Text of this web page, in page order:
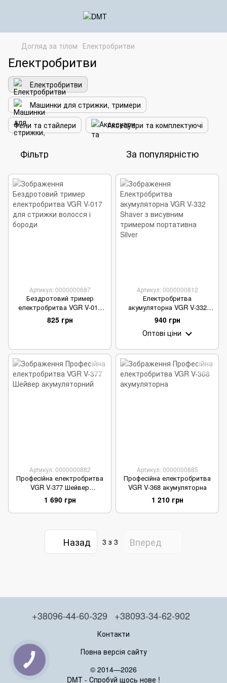
Догляд за тілом Електробритви
Електробритви
Електробритви
Машинки для стрижки, тримери
Фени та стайлери
Аксесуари та комплектуючі
Фільтр За популярністю
Артикул: 0000000687
Бездротовий тример
електробритва VGR V-017
для стрижки волосся і
бороди
825 грн
Артикул: 0000000812
Електробритва
акумуляторна VGR V-332
Shaver з висувним тримером
портативна Silver
940 грн
Оптові ціни
Артикул: 0000000882
Професійна електробритва
VGR V-377 Шейвер
акумуляторний
1 690 грн
Артикул: 0000000885
Професійна електробритва
VGR V-368 акумуляторна
1 210 грн
Назад 3 з 3 Вперед
+38096-44-60-329 +38093-34-62-902
Контакти
Повна версія сайту
© 2014—2026
DMT - Спробуй щось нове !